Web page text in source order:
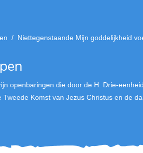
Niettegenstaande Mijn goddelijkheid
openbaringen die door de H. Drie-
Tweede Komst van Jezus Christus en de